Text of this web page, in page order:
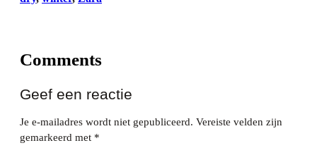
Comments
Geef een reactie
Je e-mailadres wordt niet gepubliceerd. Vereiste velden zijn
gemarkeerd met *